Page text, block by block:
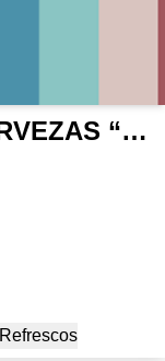
ALITAS Y CERVEZAS “ COQUITO’S “
Refrescos